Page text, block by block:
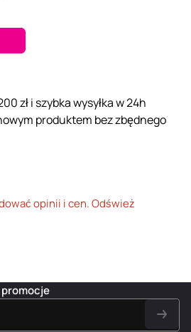
zł i szybka wysyłka w 24h
produktem bez zbędnego
opinii i cen. Odśwież